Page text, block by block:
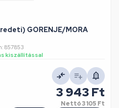
GORENJE/MORA
857853
kiszállítással
3 943 Ft
Nettó3 105 Ft